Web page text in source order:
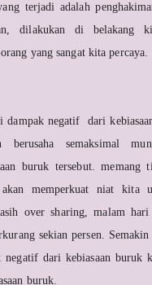
terjadi adalah
dilakukan di belakang
yang sangat kita percaya.
dampak negatif dari
semaksimal
buruk tersebut. memang
memperkuat niat kita
over sharing, malam
sekian persen. Semakin
negatif dari kebiasaan buruk
buruk.